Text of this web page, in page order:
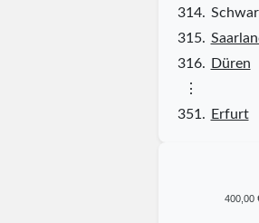
314.
315.
316.
Düren
⋮
351.
Erfurt
400,00